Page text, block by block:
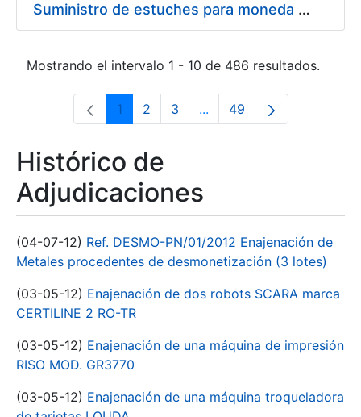
Suministro de estuches para moneda de 30 €
Mostrando el intervalo 1 - 10 de 486 resultados.
Página
1 Página
2 Página
3 ...Páginas intermedias Use
Página
49
Histórico de
Adjudicaciones
(04-07-12) Ref. DESMO-PN/01/2012 Enajenación de
Metales procedentes de desmonetización (3 lotes)
(03-05-12) Enajenación de dos robots SCARA marca
CERTILINE 2 RO-TR
(03-05-12) Enajenación de una máquina de impresión
RISO MOD. GR3770
(03-05-12) Enajenación de una máquina troqueladora